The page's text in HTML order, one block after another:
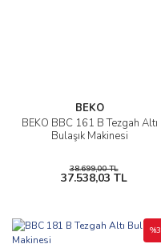
BEKO
BEKO BBC 161 B Tezgah Altı
Bulaşık Makinesi
38.699,00 TL
37.538,03 TL
%3